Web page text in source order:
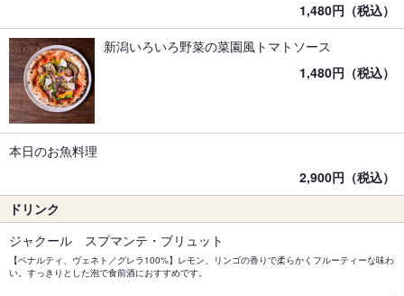
1,480円（税込）
新潟いろいろ野菜の菜園風トマトソース
1,480円（税込）
本日のお魚料理
2,900円（税込）
ドリンク
ジャクール スプマンテ・ブリュット
【ペナルティ、ヴェネト／グレラ100%】レモン、リンゴの香りで柔らかくフルーティーな味わ
い。すっきりとした泡で食前酒におすすめです。